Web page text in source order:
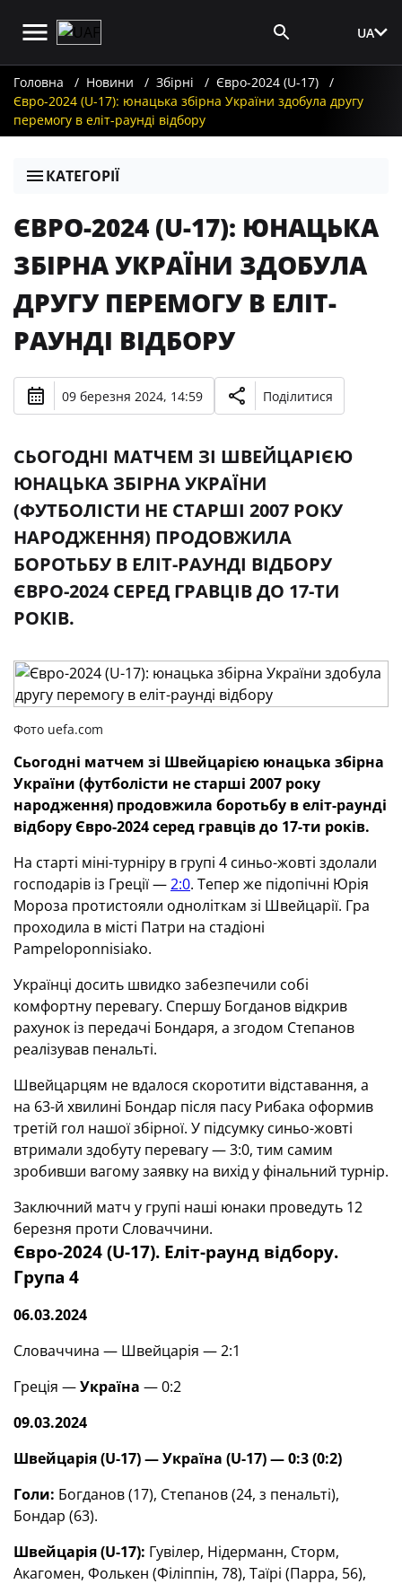
UA
Головна Новини Збірні
Євро-2024 (U-17)
Євро-2024 (U-17): юнацька збірна України здобула другу
перемогу в еліт-раунді відбору
КАТЕГОРІЇ
ЄВРО-2024 (U-17): ЮНАЦЬКА
ЗБІРНА УКРАЇНИ ЗДОБУЛА
ДРУГУ ПЕРЕМОГУ В ЕЛІТ-
РАУНДІ ВІДБОРУ
09 березня 2024, 14:59 Поділитися
СЬОГОДНІ МАТЧЕМ ЗІ ШВЕЙЦАРІЄЮ
ЮНАЦЬКА ЗБІРНА УКРАЇНИ
(ФУТБОЛІСТИ НЕ СТАРШІ 2007 РОКУ
НАРОДЖЕННЯ) ПРОДОВЖИЛА
БОРОТЬБУ В ЕЛІТ-РАУНДІ ВІДБОРУ
ЄВРО-2024 СЕРЕД ГРАВЦІВ ДО 17-ТИ
РОКІВ.
Фото uefa.com
Сьогодні матчем зі Швейцарією юнацька збірна
України (футболісти не старші 2007 року
народження) продовжила боротьбу в еліт-раунді
відбору Євро-2024 серед гравців до 17-ти років.
На старті міні-турніру в групі 4 синьо-жовті здолали
господарів із Греції —2:0. Тепер же підопічні Юрія
Мороза протистояли одноліткам зі Швейцарії. Гра
проходила в місті Патри на стадіоні
Pampeloponnisiako.
Українці досить швидко забезпечили собі
комфортну перевагу. Спершу Богданов відкрив
рахунок із передачі Бондаря, а згодом Степанов
реалізував пенальті.
Швейцарцям не вдалося скоротити відставання, а
на 63-й хвилині Бондар після пасу Рибака оформив
третій гол нашої збірної. У підсумку синьо-жовті
втримали здобуту перевагу — 3:0, тим самим
зробивши вагому заявку на вихід у фінальний турнір.
Заключний матч у групі наші юнаки проведуть 12
березня проти Словаччини.
Євро-2024 (U-17). Еліт-раунд відбору.
Група 4
06.03.2024
Словаччина — Швейцарія — 2:1
Греція —Україна — 0:2
09.03.2024
Швейцарія(U-17) — Україна (U-17) —0:3(0:2)
Голи: Богданов (17), Степанов (24, з пенальті),
Бондар (63).
Швейцарія (U-17): Гувілер, Нідерманн, Сторм,
Акагомен, Фолькен (Філіппін, 78), Таїрі (Парра, 56),